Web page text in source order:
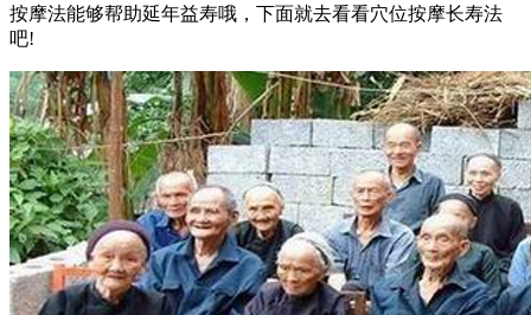
按摩法能够帮助延年益寿哦，下面就去看看穴位按摩长寿法
吧!